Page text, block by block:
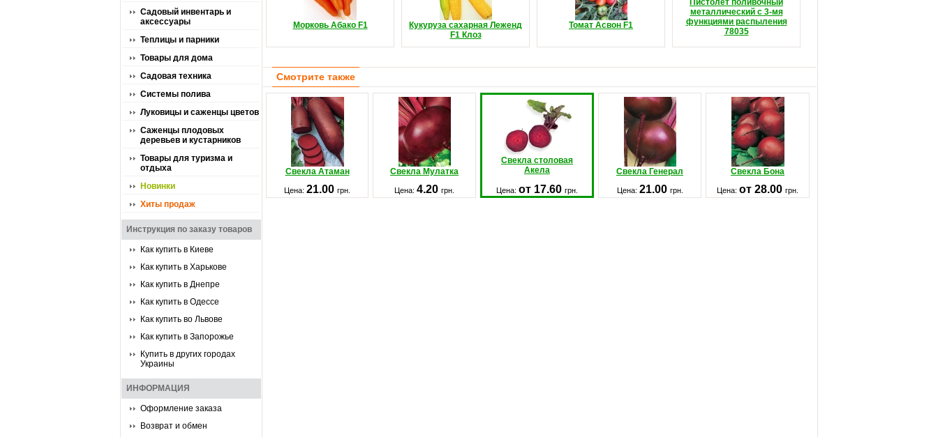
Садовый инвентарь и
аксессуары
Теплицы и парники
Товары для дома
Садовая техника
Системы полива
Луковицы и саженцы цветов
Саженцы плодовых
деревьев и кустарников
Товары для туризма и
отдыха
Новинки
Хиты продаж
Инструкция по заказу товаров
Как купить в Киеве
Как купить в Харькове
Как купить в Днепре
Как купить в Одессе
Как купить во Львове
Как купить в Запорожье
Купить в других городах
Украины
ИНФОРМАЦИЯ
Оформление заказа
Возврат и обмен
Морковь Абако F1
Кукуруза сахарная Леженд
F1 Клоз
Томат Асвон F1
Пистолет поливочный
металлический с 3-мя
функциями распыления
78035
Смотрите также
Свекла Атаман Свекла Мулатка
Свекла столовая
Акела
Свекла Генерал Свекла Бона
Цена: 21.00 грн. Цена: 4.20 грн. Цена: от 17.60 грн. Цена: 21.00 грн. Цена: от 28.00 грн.